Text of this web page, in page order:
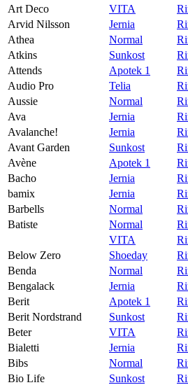
Min Shopping-app
Art Deco
VITA
Arvid Nilsson
Jernia
Athea
Normal
Atkins
Sunkost
Attends
Apotek 1
Audio Pro
Telia
Aussie
Normal
Ava
Jernia
Avalanche!
Jernia
Avant Garden
Sunkost
Avène
Apotek 1
Bacho
Jernia
bamix
Jernia
Barbells
Normal
Batiste
Normal
VITA
Below Zero
Shoeday
Benda
Normal
Bengalack
Jernia
Berit
Apotek 1
Berit Nordstrand
Sunkost
Beter
VITA
Bialetti
Jernia
Bibs
Normal
Bio Life
Sunkost